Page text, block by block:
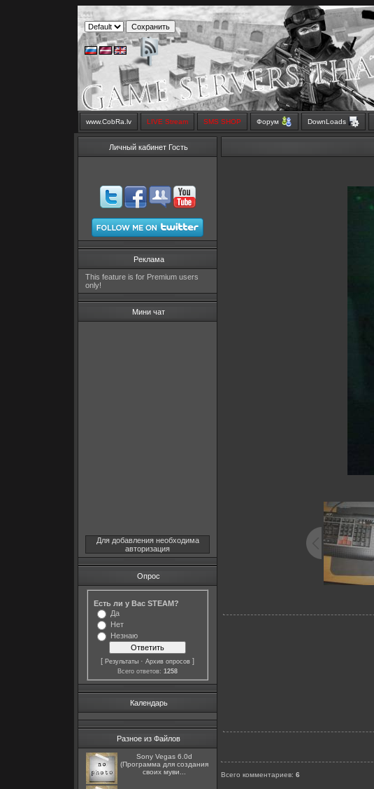
www.CobRa.lv LIVE Stream SMS SHOP Форум DownLoads
Личный кабинет Гость
Реклама
This feature is for Premium users
only!
Мини чат
Для добавления необходима
авторизация
Опрос
Есть ли у Вас STEAM?
Да
Нет
Незнаю
[ Результаты · Архив опросов ]
Всего ответов: 1258
Календарь
Разное из Файлов
Sony Vegas 6.0d
(Программа для создания
своих муви...
Всего комментариев: 6